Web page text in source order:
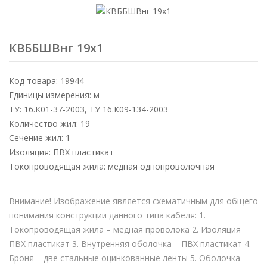
КВББШВнг 19х1
Код товара: 19944
Единицы измерения: м
ТУ: 16.К01-37-2003, ТУ 16.К09-134-2003
Количество жил: 19
Сечение жил: 1
Изоляция: ПВХ пластикат
Токопроводящая жила: медная однопроволочная
Внимание! Изображение является схематичным для общего
понимания конструкции данного типа кабеля: 1.
Токопроводящая жила – медная проволока 2. Изоляция
ПВХ пластикат 3. Внутренняя оболочка – ПВХ пластикат 4.
Броня – две стальные оцинкованные ленты 5. Оболочка –